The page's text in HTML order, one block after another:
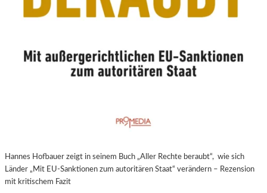
Hannes Hofbauer zeigt in seinem Buch „Aller Rechte beraubt“, wie sich
Länder „Mit EU-Sanktionen zum autoritären Staat“ verändern – Rezension
mit kritischem Fazit